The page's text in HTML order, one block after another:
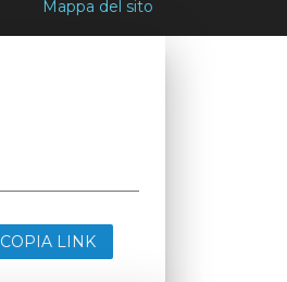
Mappa del sito
COPIA LINK